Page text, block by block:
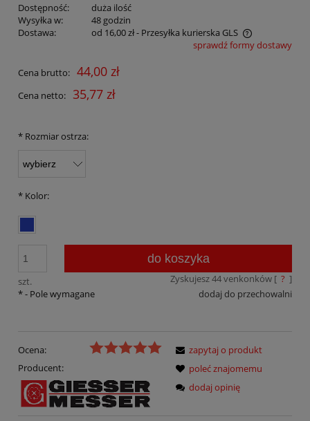
Dostępność:
duża ilość
Wysyłka w:
48 godzin
Dostawa:
od 16,00 zł- Przesyłka kurierska GLS
Cena nie zawiera ewentualnych kosztów płatnościsprawdź formy dostawy
Cena brutto: 44,00 zł
Cena netto: 35,77 zł
* Rozmiar ostrza:
* Kolor:
szt.
do koszyka
Zyskujesz44venkonków [ ? ]
dodaj do przechowalni
*- Pole wymagane
Ocena:
Producent:
zapytaj o produkt
poleć znajomemu
dodaj opinię